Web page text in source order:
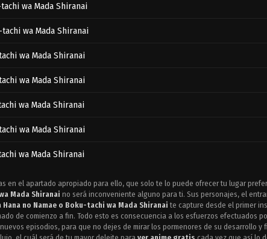
wa Mada Shiranai
wa Mada Shiranai
wa Mada Shiranai
wa Mada Shiranai
wa Mada Shiranai
wa Mada Shiranai
wa Mada Shiranai
wa Mada Shiranai
wa Mada Shiranai
wa Mada Shiranai
en el apartado apropiado para ello, que solo te lo puede ofrecer tu lugar
Mada Shiranai no será inconveniente alguno para ti. Sus personajes, el
Hana no Namae o Boku-tachi wa Mada Shiranai te capture desde el primer
de comienzo a fin. Todo esto es consecuencia a los esfuerzos efectuados
episodios, para que no dejes de mirar los pormenores de su desarrollo y